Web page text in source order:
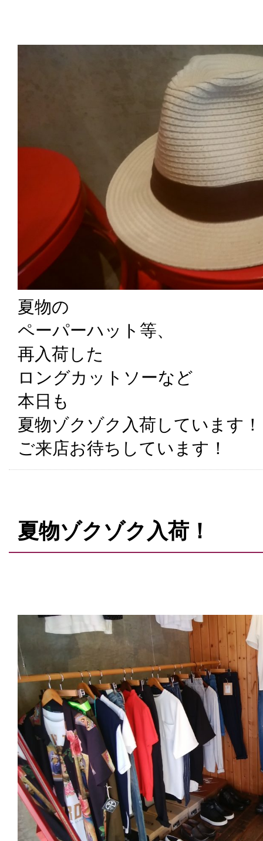
夏物の
ペーパーハット等、
再入荷した
ロングカットソーなど
本日も
夏物ゾクゾク入荷しています！
ご来店お待ちしています！
夏物ゾクゾク入荷！